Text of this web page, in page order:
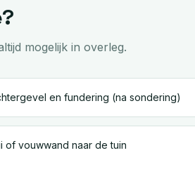
?
mogelijk in overleg.
en fundering (na sondering)
of vouwwand naar de tuin